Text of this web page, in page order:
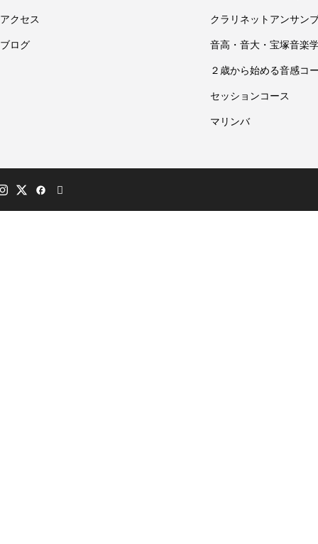
アクセス
ブログ
クラリネットアンサン
音高・音大・宝塚音楽
２歳から始める音感コ
セッションコース
マリンバ